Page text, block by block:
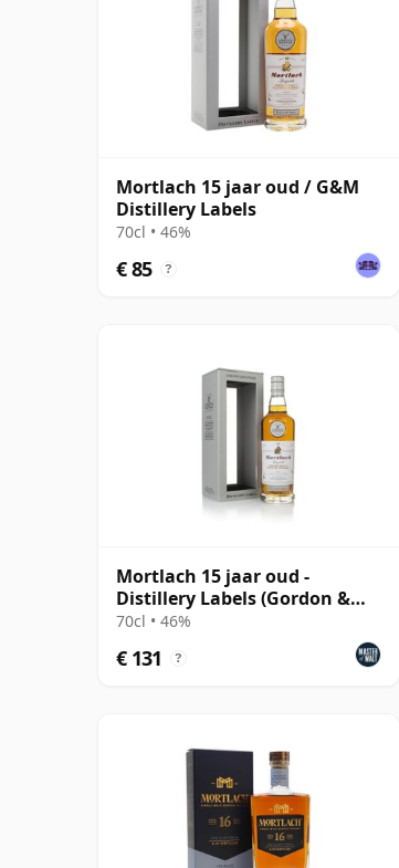
Mortlach 15 jaar oud / G&M
Distillery Labels
70cl • 46%
€ 85 ?
Mortlach 15 jaar oud -
Distillery Labels (Gordon &
MacPhail)
70cl • 46%
€ 131 ?